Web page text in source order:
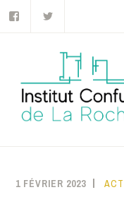
Accéder
DE LA
1 FÉVRIER 2023